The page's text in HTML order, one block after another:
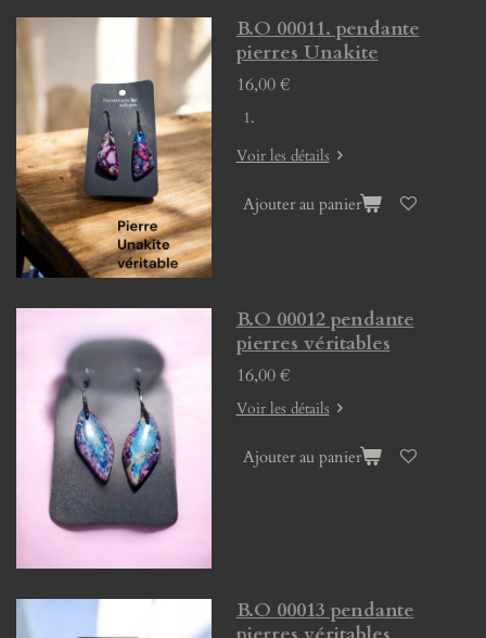
B.O 00011. pendante
pierres Unakite
16,00 €
Voir les détails
Ajouter au panier
B.O 00012 pendante
pierres véritables
16,00 €
Voir les détails
Ajouter au panier
B.O 00013 pendante